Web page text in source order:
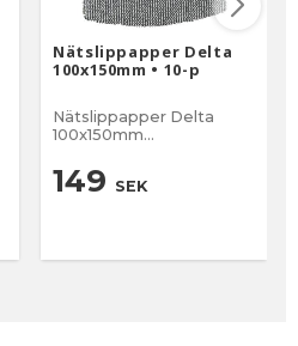
Nätslippapper Delta
100x150mm • 10-p
Nätslippapper Delta
100x150mm
slippappret inte fylls
igen av slipdammet. Tack
Diameter 100 x 150 mm
149 SEK